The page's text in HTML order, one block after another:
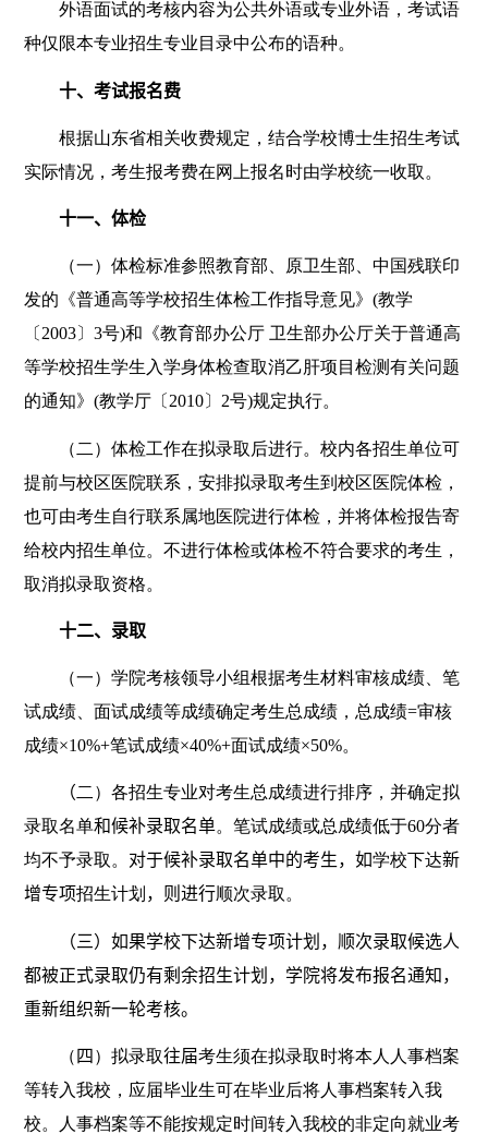
外语面试的考核内容为公共外语或专业外语，考试语
种仅限本专业招生专业目录中公布的语种。
十、考试报名费
根据山东省相关收费规定，结合学校博士生招生考试
实际情况，考生报考费在网上报名时由学校统一收取。
十一、体检
（一）体检标准参照教育部、原卫生部、中国残联印
发的《普通高等学校招生体检工作指导意见》 (教学
〔 2003〕 3号)和《教育部办公厅 卫生部办公厅关于普通高
等学校招生学生入学身体检查取消乙肝项目检测有关问题
的通知》 (教学厅〔 2010〕 2号)规定执行。
（二）体检工作在拟录取后进行。校内各招生单位可
提前与校区医院联系，安排拟录取考生到校区医院体检，
也可由考生自行联系属地医院进行体检，并将体检报告寄
给校内招生单位。不进行体检或体检不符合要求的考生，
取消拟录取资格。
十二、录取
（一）学院考核领导小组根据考生材料审核成绩、笔
试成绩、面试成绩等成绩确定考生总成绩，总成绩=审核
成绩×10%+笔试成绩×40%+面试成绩×50%。
（二）各招生专业对考生总成绩进行排序，并确定拟
录取名单和候补录取名单。笔试成绩或总成绩低于60分者
均不予录取。 对于候补录取名单中的考生，如学校下达新
增专项招生计划 ，则进行顺次录取。
（三）如果学校下达新增专项计划，顺次录取候选人
都被正式录取仍有剩余招生计划，学院将发布报名通知，
重新组织新一轮考核。
（ 四 ）拟录取往届考生须在拟录取时将本人人事档案
等转入我校，应届毕业生可在毕业后将人事档案转入我
校。人事档案等不能按规定时间转入我校的非定向就业考